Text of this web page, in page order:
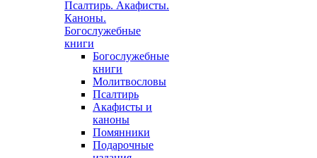
Псалтирь. Акафисты.
Каноны.
Богослужебные
книги
Богослужебные
книги
Молитвословы
Псалтирь
Акафисты и
каноны
Помянники
Подарочные